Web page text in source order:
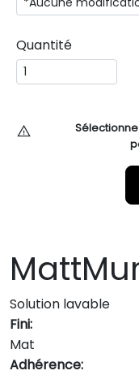
Quantité
Solution lavable
Fini:
Mat
Adhérence: